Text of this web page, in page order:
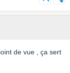
de vue , ça sert